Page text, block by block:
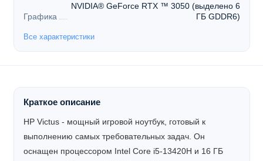
Графика
NVIDIA® GeForce RTX ™ 3050 (выделено 6
ГБ GDDR6)
Все характеристики
Краткое описание
HP Victus - мощный игровой ноутбук, готовый к
выполнению самых требовательных задач. Он
оснащен процессором Intel Core i5-13420H и 16 ГБ